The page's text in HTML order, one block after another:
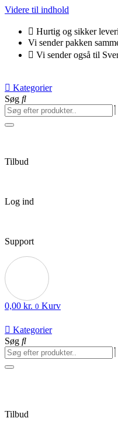
Videre til indhold
Hurtig og sikker
Vi sender pakken
Vi sender også til
Kategorier
Søg
Tilbud
Log ind
Support
0,00 kr. 0 Kurv
Kategorier
Søg
Tilbud